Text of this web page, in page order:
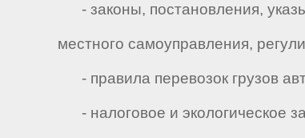
- законы, постановления,
местного самоуправления,
- правила перевозок грузов
- налоговое и экологическое